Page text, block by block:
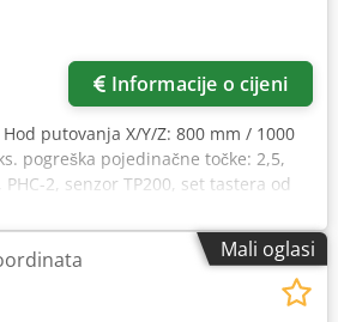
Informacije o cijeni
Hod putovanja X/Y/Z: 800 mm / 1000
pogreška pojedinačne točke: 2,5,
2, senzor TP200, set tastera od
Dokumentacija dostupna.
Mali oglasi